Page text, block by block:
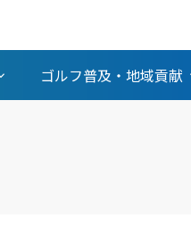
ゴルフ普及・地域貢献